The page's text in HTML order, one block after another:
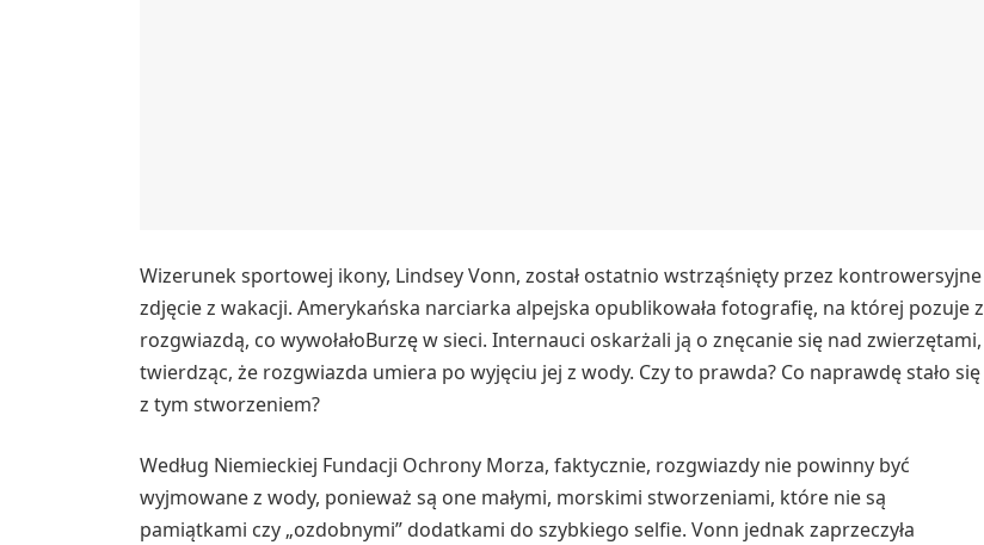
Wizerunek sportowej ikony, Lindsey Vonn, został ostatnio wstrząśnięty przez kontrowersyjne
zdjęcie z wakacji. Amerykańska narciarka alpejska opublikowała fotografię, na której pozuje z
rozgwiazdą, co wywołałoBurzę w sieci. Internauci oskarżali ją o znęcanie się nad zwierzętami,
twierdząc, że rozgwiazda umiera po wyjęciu jej z wody. Czy to prawda? Co naprawdę stało się
z tym stworzeniem?
Według Niemieckiej Fundacji Ochrony Morza, faktycznie, rozgwiazdy nie powinny być
wyjmowane z wody, ponieważ są one małymi, morskimi stworzeniami, które nie są
pamiątkami czy „ozdobnymi” dodatkami do szybkiego selfie. Vonn jednak zaprzeczyła